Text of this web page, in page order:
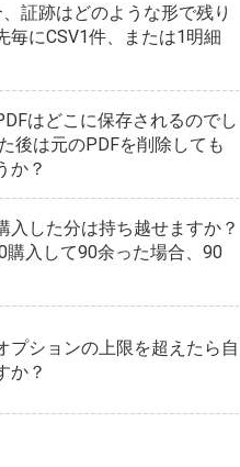
証跡はどのような形で残り
毎にCSV1件、または1明細
はどこに保存されるのでし
後は元のPDFを削除しても
か？
入した分は持ち越せますか？
購入して90余った場合、90
プションの上限を超えたら自
か？